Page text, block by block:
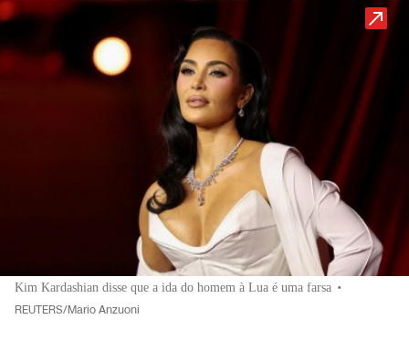
Kim Kardashian disse que a ida do homem à Lua é uma farsa •
REUTERS/Mario Anzuoni